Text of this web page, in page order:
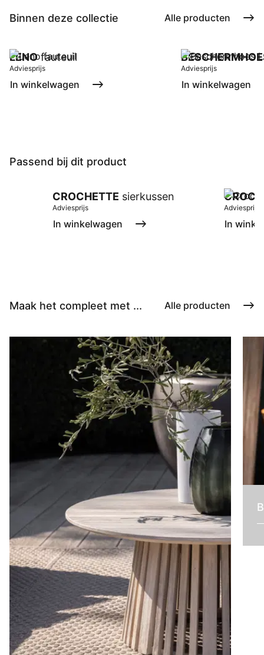
Binnen deze collectie Alle producten
LENOfauteuil
Adviesprijs
In winkelwagen
Adviesprijs
In winkelwagen
Passend bij dit product
CROCHETTE sierkussen
Adviesprijs
In winkelwagen
Adviesprijs
In
Maak het compleet met ... Alle producten